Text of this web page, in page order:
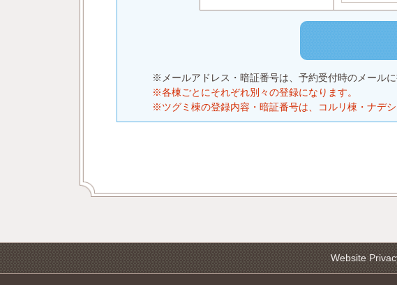
※メールアドレス・暗証番号は、予約受付時のメールに
※各棟ごとにそれぞれ別々の登録になります。
※ツグミ棟の登録内容・暗証番号は、コルリ棟・ナデ
Website